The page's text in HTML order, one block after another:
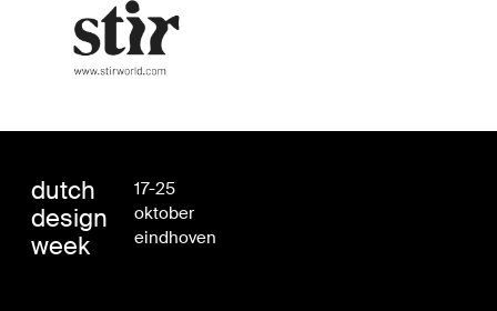
dutch
design
week
17-25
oktober
eindhoven